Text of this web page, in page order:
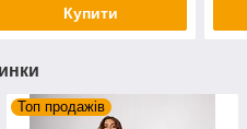
Купити
Топ продажів